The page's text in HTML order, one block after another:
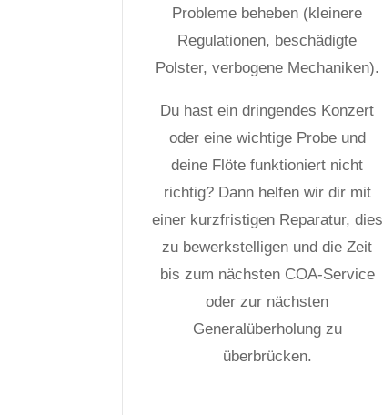
Probleme beheben (kleinere
Regulationen, beschädigte
Polster, verbogene Mechaniken).
Du hast ein dringendes Konzert
oder eine wichtige Probe und
deine Flöte funktioniert nicht
richtig? Dann helfen wir dir mit
einer kurzfristigen Reparatur, dies
zu bewerkstelligen und die Zeit
bis zum nächsten COA-Service
oder zur nächsten
Generalüberholung zu
überbrücken.